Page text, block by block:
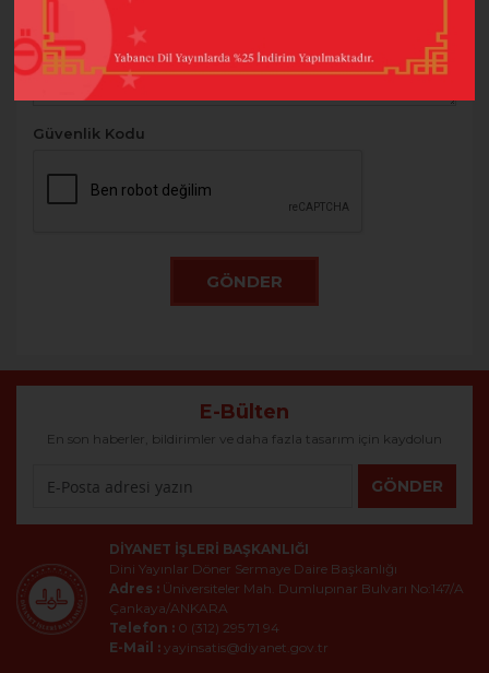
Güvenlik Kodu
GÖNDER
E-Bülten
En son haberler, bildirimler ve daha fazla tasarım için kaydolun
GÖNDER
DIYANET İŞLERI BAŞKANLIĞI
Dini Yayınlar Döner Sermaye Daire Başkanlığı
Adres : Üniversiteler Mah. Dumlupınar Bulvarı No:147/A
Çankaya/ANKARA
Telefon : 0 (312) 295 71 94
E-Mail : yayinsatis@diyanet.gov.tr